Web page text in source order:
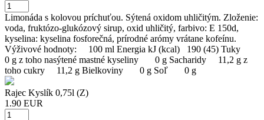
Limonáda s kolovou príchuťou. Sýtená oxidom uhličitým. Zloženie:
voda, fruktózo-glukózový sirup, oxid uhličitý, farbivo: E 150d,
kyselina: kyselina fosforečná, prírodné arómy vrátane kofeínu.
Výživové hodnoty: 100 ml Energia kJ (kcal) 190 (45) Tuky
0 g z toho nasýtené mastné kyseliny 0 g Sacharidy 11,2 g z
toho cukry 11,2 g Bielkoviny 0 g Soľ 0 g
Rajec Kyslík 0,75l (Z)
1.90 EUR